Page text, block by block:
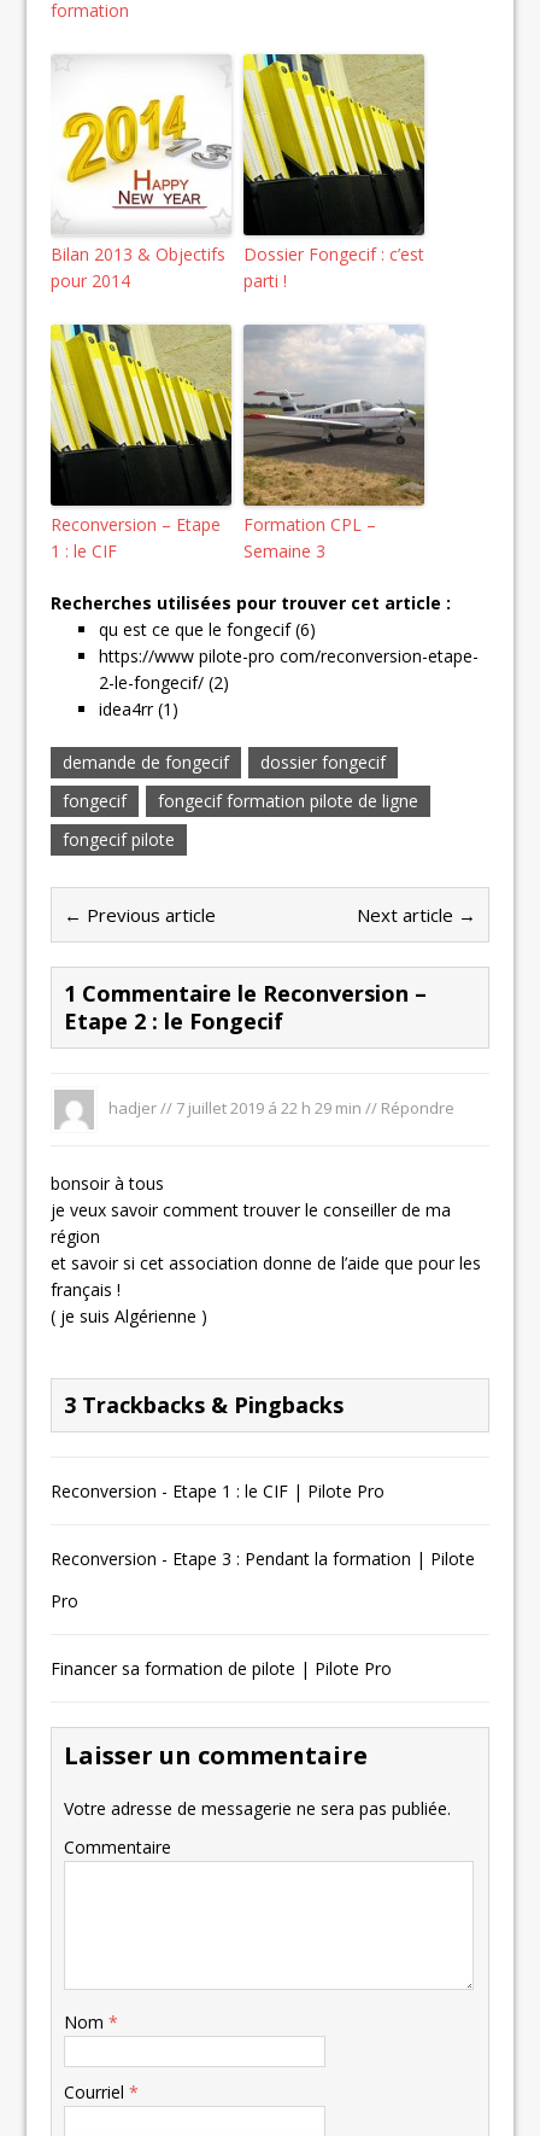
formation
Bilan 2013 & Objectifs
pour 2014
Dossier Fongecif : c’est
parti !
Reconversion – Etape
1 : le CIF
Formation CPL –
Semaine 3
Recherches utilisées pour trouver cet article :
qu est ce que le fongecif (6)
https://www pilote-pro com/reconversion-etape-
2-le-fongecif/ (2)
idea4rr (1)
demande de fongecif
dossier fongecif
fongecif
fongecif formation pilote de ligne
fongecif pilote
← Previous article Next article →
1 Commentaire le Reconversion –
Etape 2 : le Fongecif
hadjer // 7 juillet 2019 á 22 h 29 min // Répondre
bonsoir à tous
je veux savoir comment trouver le conseiller de ma
région
et savoir si cet association donne de l’aide que pour les
français !
( je suis Algérienne )
3 Trackbacks & Pingbacks
Reconversion - Etape 1 : le CIF | Pilote Pro
Reconversion - Etape 3 : Pendant la formation | Pilote
Pro
Financer sa formation de pilote | Pilote Pro
Laisser un commentaire
Votre adresse de messagerie ne sera pas publiée.
Commentaire
Nom*
Courriel*